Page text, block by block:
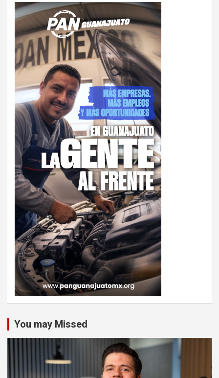
You may Missed